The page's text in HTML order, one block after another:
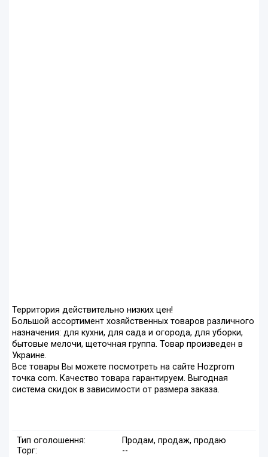
Территория действительно низких цен!
Большой ассортимент хозяйственных товаров различного
назначения: для кухни, для сада и огорода, для уборки,
бытовые мелочи, щеточная группа. Товар произведен в
Украине.
Все товары Вы можете посмотреть на сайте Hozprom
точка com. Качество товара гарантируем. Выгодная
система скидок в зависимости от размера заказа.
Тип оголошення:
Продам, продаж, продаю
Торг:
--